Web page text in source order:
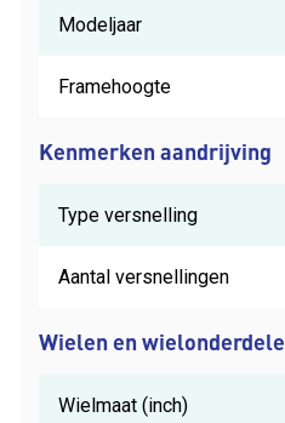
Modeljaar
Framehoogte
Kenmerken aandrijving
Type versnelling
Aantal versnellingen
Wielen en
Wielmaat (inch)